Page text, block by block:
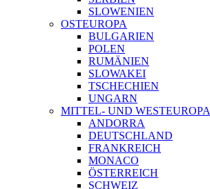
SLOWENIEN
OSTEUROPA
BULGARIEN
POLEN
RUMÄNIEN
SLOWAKEI
TSCHECHIEN
UNGARN
MITTEL- UND WESTEUROPA
ANDORRA
DEUTSCHLAND
FRANKREICH
MONACO
ÖSTERREICH
SCHWEIZ